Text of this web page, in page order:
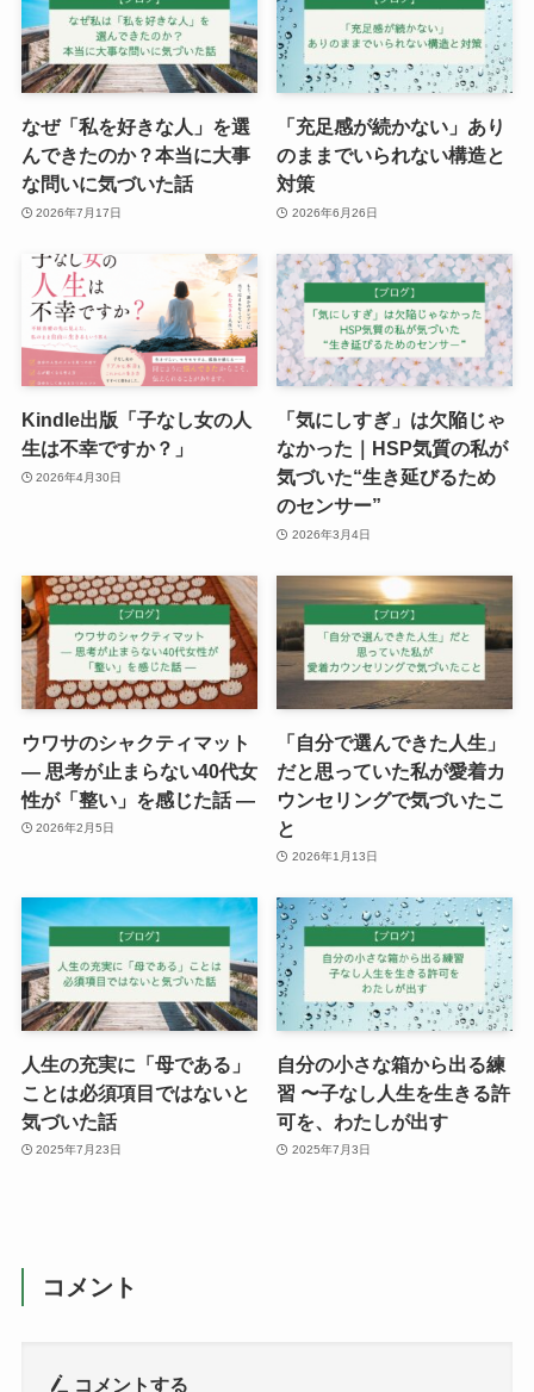
なぜ「私を好きな人」を選
んできたのか？本当に大事
な問いに気づいた話
2026年7月17日
「充足感が続かない」あり
のままでいられない構造と
対策
2026年6月26日
Kindle出版「子なし女の人
生は不幸ですか？」
2026年4月30日
「気にしすぎ」は欠陥じゃ
なかった｜HSP気質の私が
気づいた“生き延びるため
のセンサー”
2026年3月4日
ウワサのシャクティマット
― 思考が止まらない40代女
性が「整い」を感じた話 ―
2026年2月5日
「自分で選んできた人生」
だと思っていた私が愛着カ
ウンセリングで気づいたこ
と
2026年1月13日
人生の充実に「母である」
ことは必須項目ではないと
気づいた話
2025年7月23日
自分の小さな箱から出る練
習 〜子なし人生を生きる許
可を、わたしが出す
2025年7月3日
コメント
コメントする